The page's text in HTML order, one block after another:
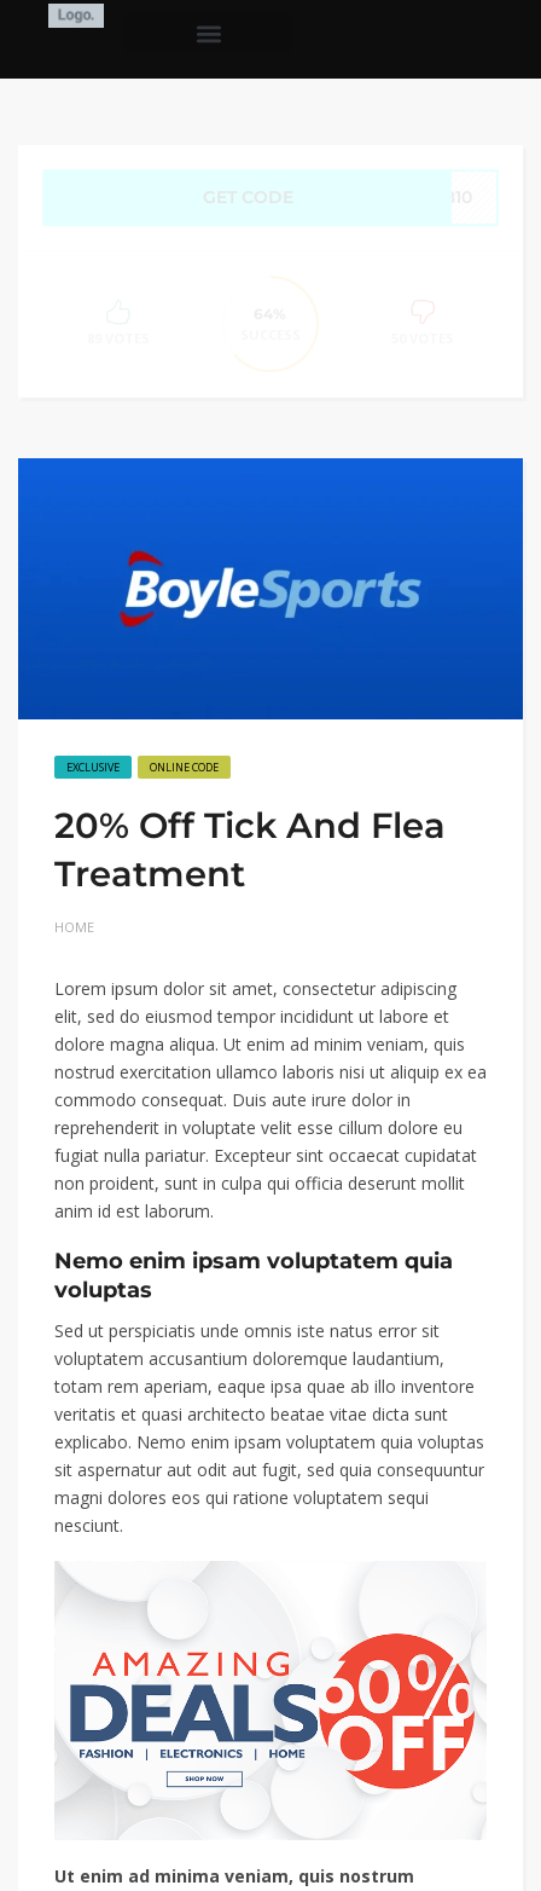
GET CODE
EXCLUSIVE ONLINE CODE
20% Off Tick And Flea
Treatment
HOME
Lorem ipsum dolor sit amet, consectetur adipiscing
elit, sed do eiusmod tempor incididunt ut labore et
dolore magna aliqua. Ut enim ad minim veniam, quis
nostrud exercitation ullamco laboris nisi ut aliquip ex ea
commodo consequat. Duis aute irure dolor in
reprehenderit in voluptate velit esse cillum dolore eu
fugiat nulla pariatur. Excepteur sint occaecat cupidatat
non proident, sunt in culpa qui officia deserunt mollit
anim id est laborum.
Nemo enim ipsam voluptatem quia
voluptas
Sed ut perspiciatis unde omnis iste natus error sit
voluptatem accusantium doloremque laudantium,
totam rem aperiam, eaque ipsa quae ab illo inventore
veritatis et quasi architecto beatae vitae dicta sunt
explicabo. Nemo enim ipsam voluptatem quia voluptas
sit aspernatur aut odit aut fugit, sed quia consequuntur
magni dolores eos qui ratione voluptatem sequi
nesciunt.
Ut enim ad minima veniam, quis nostrum